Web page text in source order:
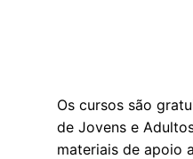
Os cursos são
de Jovens e
materiais de apoio